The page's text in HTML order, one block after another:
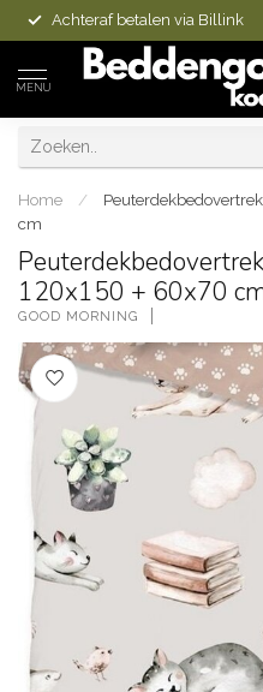
Achteraf betalen via Billink
MENU
Home /
cm
120x150 + 60x70
GOOD MORNING